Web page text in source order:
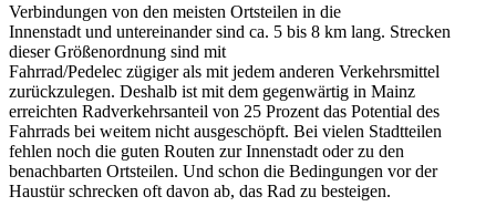
Verbindungen von den meisten Ortsteilen in die
Innenstadt und untereinander sind ca. 5 bis 8 km lang. Strecken
dieser Größenordnung sind mit
Fahrrad/Pedelec zügiger als mit jedem anderen Verkehrsmittel
zurückzulegen. Deshalb ist mit dem gegenwärtig in Mainz
erreichten Radverkehrsanteil von 25 Prozent das Potential des
Fahrrads bei weitem nicht ausgeschöpft. Bei vielen Stadtteilen
fehlen noch die guten Routen zur Innenstadt oder zu den
benachbarten Ortsteilen. Und schon die Bedingungen vor der
Haustür schrecken oft davon ab, das Rad zu besteigen.